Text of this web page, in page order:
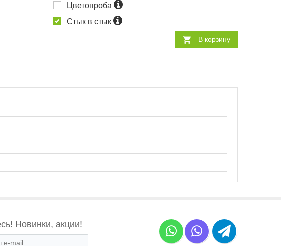
Цветопроба
Стык в стык
В корзину
Новинки, акции!